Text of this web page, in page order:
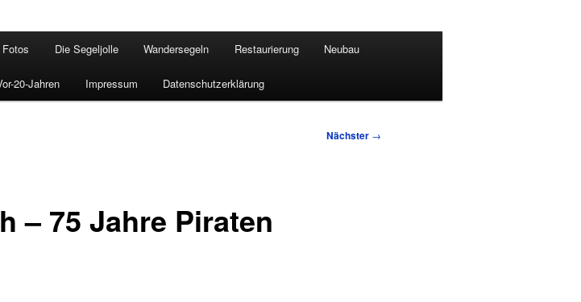
Fotos Die Segeljolle Wandersegeln Restaurierung Neubau
20-Jahren Impressum Datenschutzerklärung
Nächster →
– 75 Jahre Piraten